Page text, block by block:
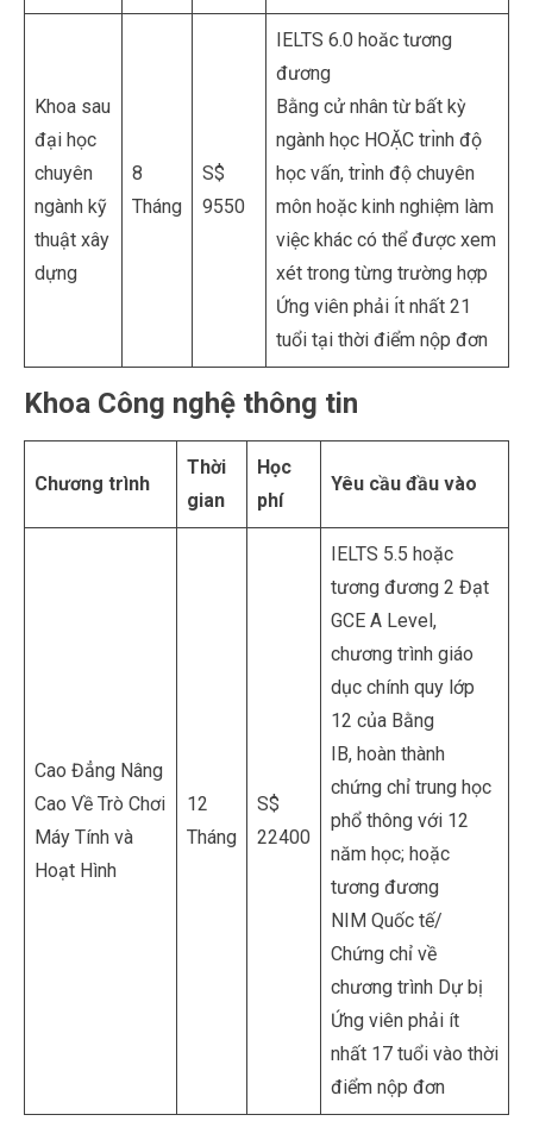
Khoa sau
đại học
chuyên
ngành kỹ
thuật xây
dựng
8
Tháng
S$
9550
IELTS 6.0 hoăc tương
đương
Bằng cử nhân từ bất kỳ
ngành học HOẶC trı̀nh độ
học vấn, trı̀nh độ chuyên
môn hoặc kinh nghiệm làm
việc khác có thể được xem
xét trong từng trường hợp
Ứng viên phải ı́t nhất 21
tuổi tại thời điểm nộp đơn
Khoa Công nghệ thông tin
Chương trình
Thời
gian
Học
phí
Yêu cầu đầu vào
Cao Đẳng Nâng
Cao Về Trò Chơi
Máy Tính và
Hoạt Hình
12
Tháng
S$
22400
IELTS 5.5 hoặc
tương đương 2 Đạt
GCE A Level,
chương trình giáo
dục chính quy lớp
12 của Bằng
IB, hoàn thành
chứng chỉ trung học
phổ thông với 12
năm học; hoặc
tương đương
NIM Quốc tế/
Chứng chỉ về
chương trình Dự bị
Ứng viên phải ít
nhất 17 tuổi vào thời
điểm nộp đơn